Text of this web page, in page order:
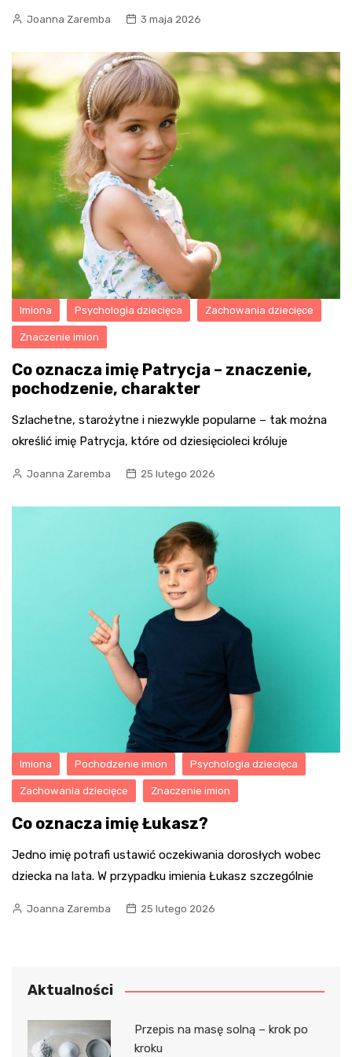
Joanna Zaremba 3 maja 2026
Imiona Psychologia dziecięca Zachowania dziecięce
Znaczenie imion
Co oznacza imię Patrycja – znaczenie,
pochodzenie, charakter
Szlachetne, starożytne i niezwykle popularne – tak można
określić imię Patrycja, które od dziesięcioleci króluje
Joanna Zaremba 25 lutego 2026
Imiona Pochodzenie imion Psychologia dziecięca
Zachowania dziecięce Znaczenie imion
Co oznacza imię Łukasz?
Jedno imię potrafi ustawić oczekiwania dorosłych wobec
dziecka na lata. W przypadku imienia Łukasz szczególnie
Joanna Zaremba 25 lutego 2026
Aktualności
Przepis na masę solną – krok po
kroku